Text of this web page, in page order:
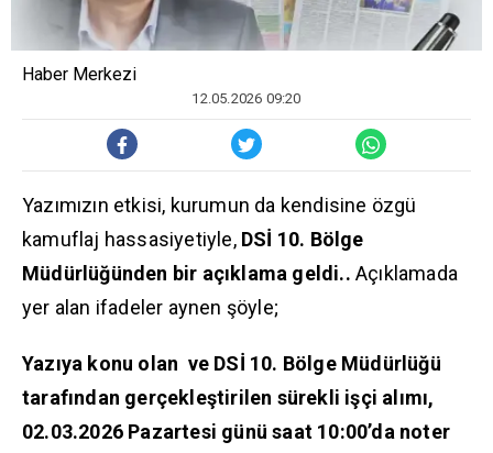
Haber Merkezi
12.05.2026 09:20
Yazımızın etkisi, kurumun da kendisine özgü
kamuflaj hassasiyetiyle, DSİ 10. Bölge
Müdürlüğünden bir açıklama geldi.. Açıklamada
yer alan ifadeler aynen şöyle;
Yazıya konu olan ve DSİ 10. Bölge Müdürlüğü
tarafından gerçekleştirilen sürekli işçi alımı,
02.03.2026 Pazartesi günü saat 10:00’da noter